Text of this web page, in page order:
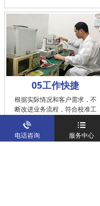
05工作快捷
根据实际情况和客户需求，不
断改进业务流程，符合校准工
作在服务的时间标准内完成
电话咨询 服务中心